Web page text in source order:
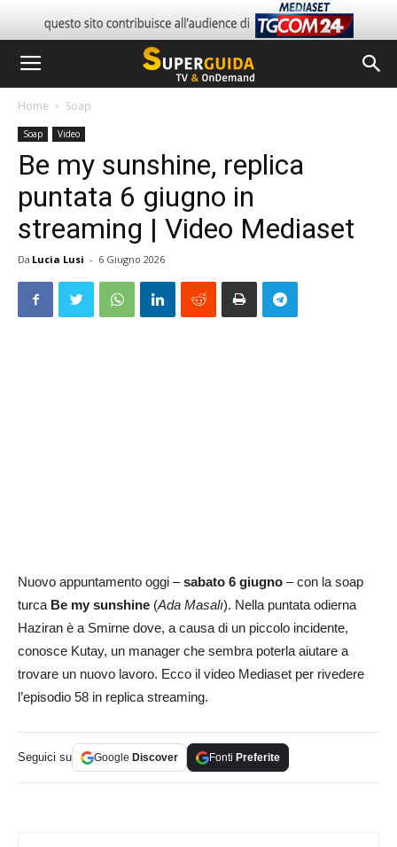
Home Soap
Soap Video
Be my sunshine, replica
puntata 6 giugno in
streaming | Video Mediaset
Da Lucia Lusi - 6 Giugno 2026
Nuovo appuntamento oggi –sabato 6 giugno – con la soap
turca Be my sunshine (Ada Masalı). Nella puntata odierna
Haziran è a Smirne dove, a causa di un piccolo incidente,
conosce Kutay, un manager che sembra poterla aiutare a
trovare un nuovo lavoro. Ecco il video Mediaset per rivedere
l’episodio 58 in replica streaming.
Seguici su Google Discover Fonti Preferite